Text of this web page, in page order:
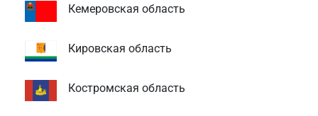
Кемеровская область
Кировская область
Костромская область